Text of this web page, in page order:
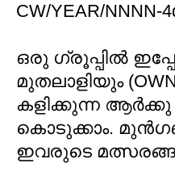
CW/YEAR/
ഒരു ഗ്രൂപ്പില്‍
മുതലാളിയും
കളിക്കുന്ന ആര്‍ക്കു
കൊടുക്കാം.
ഇവരുടെ